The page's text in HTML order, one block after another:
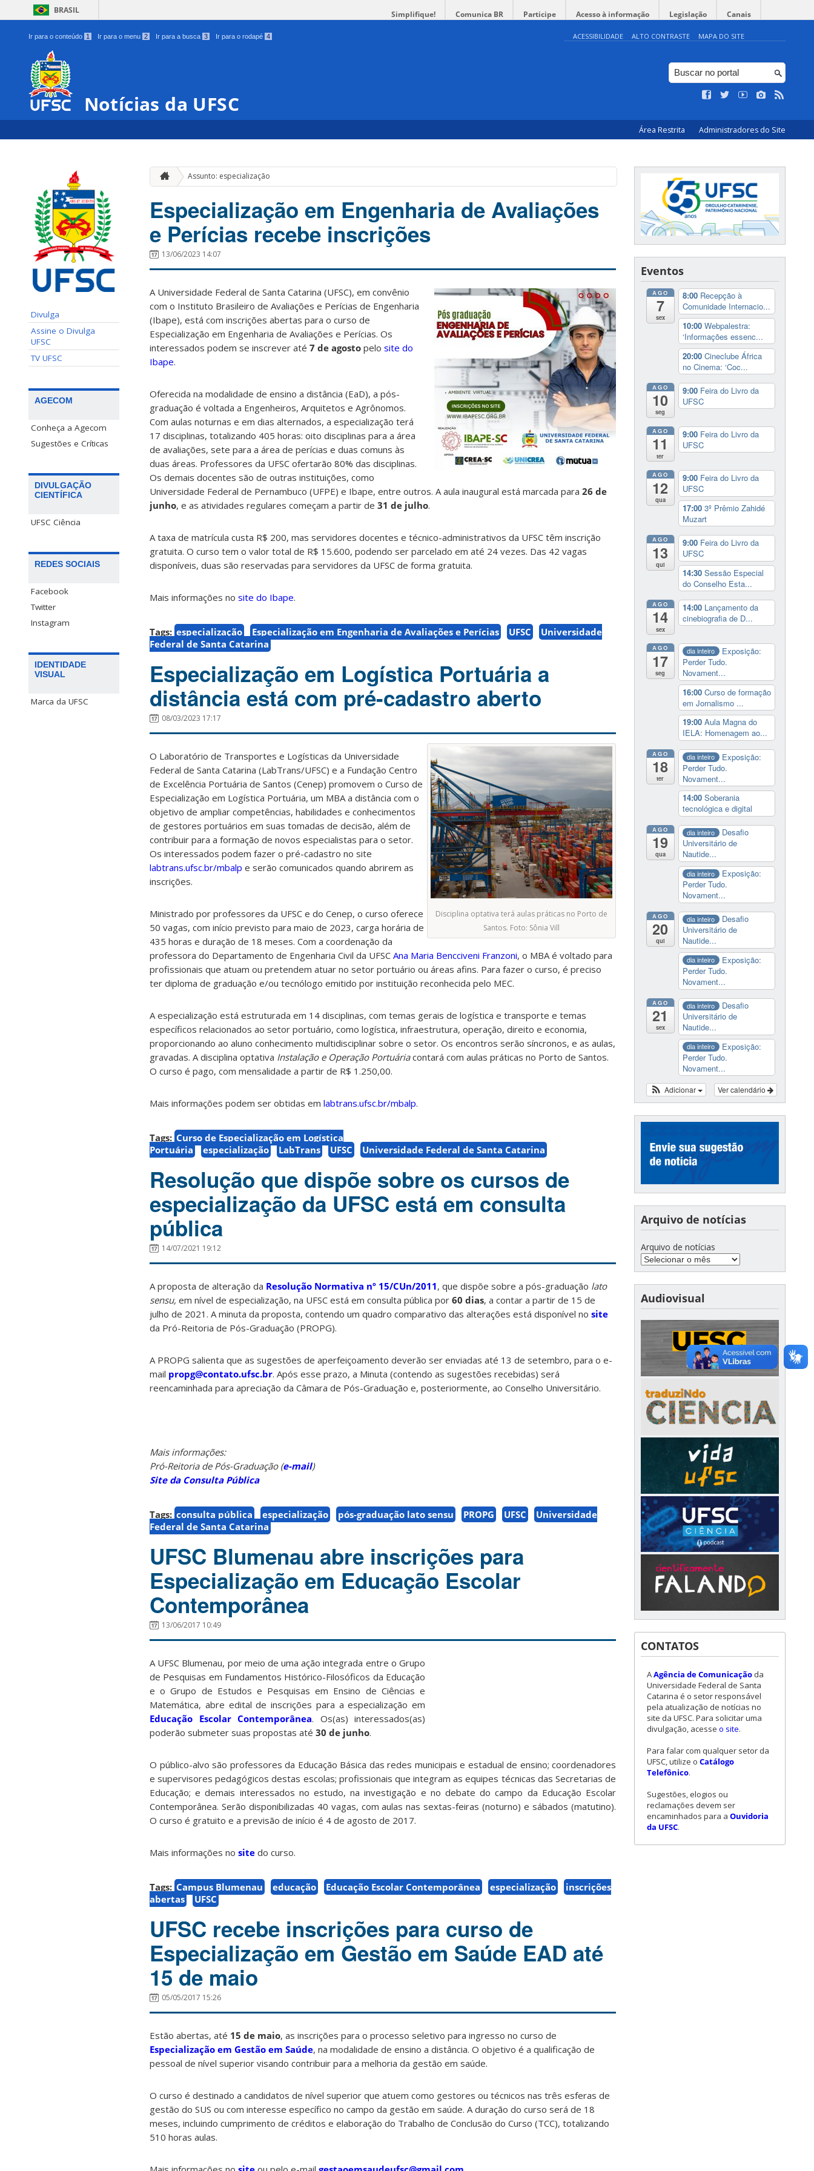
BRASIL Simplifique! Comunica BR Participe Acesso à informação Legislação Canais
Ir para o conteúdo 1 Ir para o menu 2 Ir para a busca 3 Ir para o rodapé 4 ACESSIBILIDADE ALTO CONTRASTE MAPA DO SITE
Notícias da UFSC
Área Restrita Administradores do Site
Divulga
Assine o Divulga
UFSC
TV UFSC
AGECOM
Conheça a Agecom
Sugestões e Críticas
DIVULGAÇÃO
CIENTÍFICA
UFSC Ciência
REDES SOCIAIS
Facebook
Twitter
Instagram
IDENTIDADE
VISUAL
Marca da UFSC
Assunto: especialização
Especialização em Engenharia de Avaliações
e Perícias recebe inscrições
13/06/2023 14:07
A Universidade Federal de Santa Catarina (UFSC), em convênio
com o Instituto Brasileiro de Avaliações e Perícias de Engenharia
(Ibape), está com inscrições abertas para o curso de
Especialização em Engenharia de Avaliações e Perícias. Os
interessados podem se inscrever até 7 de agosto pelo site do
Ibape.
Oferecida na modalidade de ensino a distância (EaD), a pós-
graduação é voltada a Engenheiros, Arquitetos e Agrônomos.
Com aulas noturnas e em dias alternados, a especialização terá
17 disciplinas, totalizando 405 horas: oito disciplinas para a área
de avaliações, sete para a área de perícias e duas comuns às
duas áreas. Professores da UFSC ofertarão 80% das disciplinas.
Os demais docentes são de outras instituições, como
Universidade Federal de Pernambuco (UFPE) e Ibape, entre outros. A aula inaugural está marcada para 26 de
junho, e as atividades regulares começam a partir de 31 de julho.
A taxa de matrícula custa R$ 200, mas servidores docentes e técnico-administrativos da UFSC têm inscrição
gratuita. O curso tem o valor total de R$ 15.600, podendo ser parcelado em até 24 vezes. Das 42 vagas
disponíveis, duas são reservadas para servidores da UFSC de forma gratuita.
Mais informações no site do Ibape.
Tags: especialização Especialização em Engenharia de Avaliações e Perícias UFSC
Universidade
Federal de Santa Catarina
Especialização em Logística Portuária a
distância está com pré-cadastro aberto
08/03/2023 17:17
Disciplina optativa terá aulas práticas no Porto de
Santos. Foto: Sônia Vill
O Laboratório de Transportes e Logísticas da Universidade
Federal de Santa Catarina (LabTrans/UFSC) e a Fundação Centro
de Excelência Portuária de Santos (Cenep) promovem o Curso de
Especialização em Logística Portuária, um MBA a distância com o
objetivo de ampliar competências, habilidades e conhecimentos
de gestores portuários em suas tomadas de decisão, além de
contribuir para a formação de novos especialistas para o setor.
Os interessados podem fazer o pré-cadastro no site
labtrans.ufsc.br/mbalp e serão comunicados quando abrirem as
inscrições.
Ministrado por professores da UFSC e do Cenep, o curso oferece
50 vagas, com início previsto para maio de 2023, carga horária de
435 horas e duração de 18 meses. Com a coordenação da
professora do Departamento de Engenharia Civil da UFSC Ana Maria Bencciveni Franzoni, o MBA é voltado para
profissionais que atuam ou pretendem atuar no setor portuário ou áreas afins. Para fazer o curso, é preciso
ter diploma de graduação e/ou tecnólogo emitido por instituição reconhecida pelo MEC.
A especialização está estruturada em 14 disciplinas, com temas gerais de logística e transporte e temas
específicos relacionados ao setor portuário, como logística, infraestrutura, operação, direito e economia,
proporcionando ao aluno conhecimento multidisciplinar sobre o setor. Os encontros serão síncronos, e as aulas,
gravadas. A disciplina optativa Instalação e Operação Portuáriacontará com aulas práticas no Porto de Santos.
O curso é pago, com mensalidade a partir de R$ 1.250,00.
Mais informações podem ser obtidas em labtrans.ufsc.br/mbalp.
Tags: Curso de Especialização em Logística
Portuária
especialização LabTrans UFSC Universidade Federal de Santa Catarina
Resolução que dispõe sobre os cursos de
especialização da UFSC está em consulta
pública
14/07/2021 19:12
A proposta de alteração da Resolução Normativa nº 15/CUn/2011, que dispõe sobre a pós-graduação lato
sensu, em nível de especialização, na UFSC está em consulta pública por 60 dias, a contar a partir de 15 de
julho de 2021. A minuta da proposta, contendo um quadro comparativo das alterações está disponível no site
da Pró-Reitoria de Pós-Graduação (PROPG).
A PROPG salienta que as sugestões de aperfeiçoamento deverão ser enviadas até 13 de setembro, para o e-
mail propg@contato.ufsc.br. Após esse prazo, a Minuta (contendo as sugestões recebidas) será
reencaminhada para apreciação da Câmara de Pós-Graduação e, posteriormente, ao Conselho Universitário.
Mais informações:
Pró-Reitoria de Pós-Graduação (e-mail)
Site da Consulta Pública
Tags: consulta pública especialização pós-graduação lato sensu PROPG UFSC
Universidade
Federal de Santa Catarina
UFSC Blumenau abre inscrições para
Especialização em Educação Escolar
Contemporânea
13/06/2017 10:49
A UFSC Blumenau, por meio de uma ação integrada entre o Grupo
de Pesquisas em Fundamentos Histórico-Filosóficos da Educação
e o Grupo de Estudos e Pesquisas em Ensino de Ciências e
Matemática, abre edital de inscrições para a especialização em
Educação Escolar Contemporânea. Os(as) interessados(as)
poderão submeter suas propostas até 30 de junho.
O público-alvo são professores da Educação Básica das redes municipais e estadual de ensino; coordenadores
e supervisores pedagógicos destas escolas; profissionais que integram as equipes técnicas das Secretarias de
Educação; e demais interessados no estudo, na investigação e no debate do campo da Educação Escolar
Contemporânea. Serão disponibilizadas 40 vagas, com aulas nas sextas-feiras (noturno) e sábados (matutino).
O curso é gratuito e a previsão de início é 4 de agosto de 2017.
Mais informações no site do curso.
Tags: Campus Blumenau educação Educação Escolar Contemporânea especialização
inscrições
abertas
UFSC
UFSC recebe inscrições para curso de
Especialização em Gestão em Saúde EAD até
15 de maio
05/05/2017 15:26
Estão abertas, até 15 de maio, as inscrições para o processo seletivo para ingresso no curso de
Especialização em Gestão em Saúde, na modalidade de ensino a distância. O objetivo é a qualificação de
pessoal de nível superior visando contribuir para a melhoria da gestão em saúde.
O curso é destinado a candidatos de nível superior que atuem como gestores ou técnicos nas três esferas de
gestão do SUS ou com interesse específico no campo da gestão em saúde. A duração do curso será de 18
meses, incluindo cumprimento de créditos e elaboração do Trabalho de Conclusão do Curso (TCC), totalizando
510 horas aulas.
Eventos
AGO
7
sex
8:00 Recepção à
Comunidade Internacio...
10:00 Webpalestra:
‘Informações essenc...
20:00 Cineclube África
no Cinema: ‘Coc...
AGO
10
seg
9:00 Feira do Livro da
UFSC
AGO
11
ter
9:00 Feira do Livro da
UFSC
AGO
12
qua
9:00 Feira do Livro da
UFSC
17:00 3º Prêmio Zahidé
Muzart
AGO
13
qui
9:00 Feira do Livro da
UFSC
14:30 Sessão Especial
do Conselho Esta...
AGO
14
sex
14:00 Lançamento da
cinebiografia de D...
AGO
17
seg
dia inteiro
Exposição:
Perder Tudo.
Novament...
16:00 Curso de formação
em Jornalismo ...
19:00 Aula Magna do
IELA: Homenagem ao...
AGO
18
ter
dia inteiro
Exposição:
Perder Tudo.
Novament...
14:00 Soberania
tecnológica e digital
AGO
19
qua
dia inteiro
Desafio
Universitário de
Nautide...
dia inteiro
Exposição:
Perder Tudo.
Novament...
AGO
20
qui
dia inteiro
Desafio
Universitário de
Nautide...
dia inteiro
Exposição:
Perder Tudo.
Novament...
AGO
21
sex
dia inteiro
Desafio
Universitário de
Nautide...
dia inteiro
Exposição:
Perder Tudo.
Novament...
Ver calendário
Adicionar
Arquivo de notícias
Arquivo de notícias
Audiovisual
CONTATOS
AAgência de Comunicação da
Universidade Federal de Santa
Catarina é o setor responsável
pela atualização de notícias no
site da UFSC. Para solicitar uma
divulgação, acesse o site.
Para falar com qualquer setor da
UFSC, utilize o Catálogo
Telefônico.
Sugestões, elogios ou
reclamações devem ser
encaminhados para a Ouvidoria
da UFSC.